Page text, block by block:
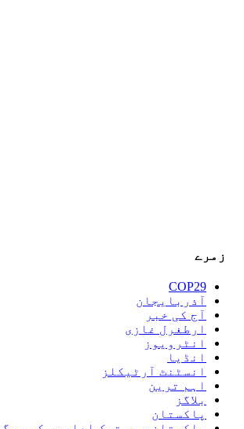
زمرے
COP29
آذربایجان
آج کی خبر
ارطغرل غازی
انٹرویوز
انڈیا
انسٹنٹ آرٹیکلز
اہم ترین
بلاگز
پاکستان